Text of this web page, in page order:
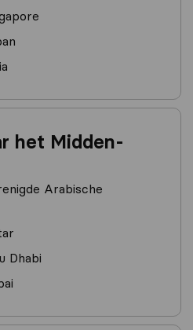
het Midden-
Arabische
Dhabi